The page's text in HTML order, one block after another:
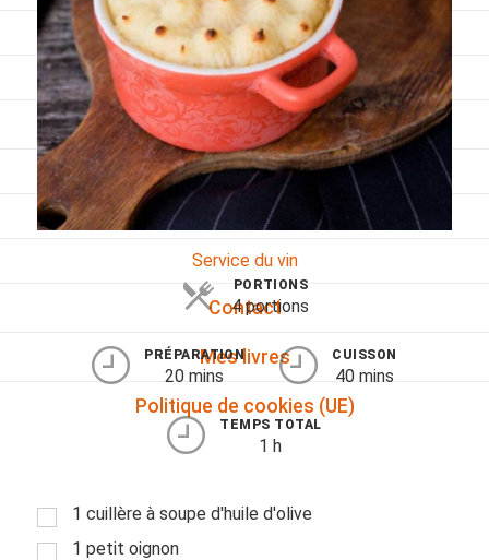
Végétarien
Viandes
Pratique
Mesures conversions
Lexique des différents termes de cuisine
Service du vin
Contact
Mes livres
Politique de cookies (UE)
PORTIONS
4 portions
PRÉPARATION
20 mins
CUISSON
40 mins
TEMPS TOTAL
1 h
1 cuillère à soupe d'huile d'olive
1 petit oignon